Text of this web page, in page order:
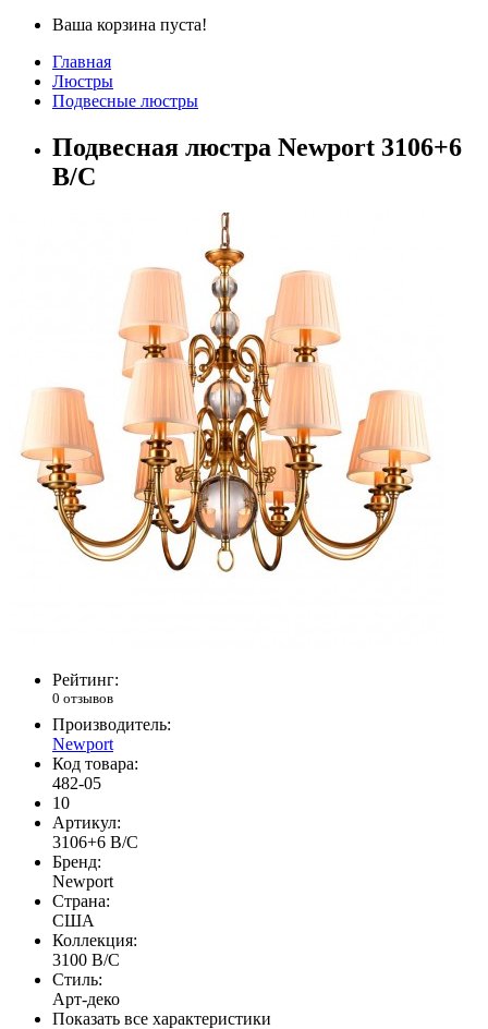
Ваша корзина пуста!
Главная
Люстры
Подвесные люстры
Подвесная люстра Newport 3106+6
B/C
Рейтинг:
0 отзывов
Производитель:
Newport
Код товара:
482-05
10
Артикул:
3106+6 B/C
Бренд:
Newport
Страна:
США
Коллекция:
3100 B/C
Стиль:
Арт-деко
Показать все характеристики